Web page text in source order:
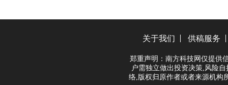
关于我们 供稿服务
郑重声明：南方科技网仅提供
户需独立做出投资决策,风险
络,版权归原作者或者来源机构